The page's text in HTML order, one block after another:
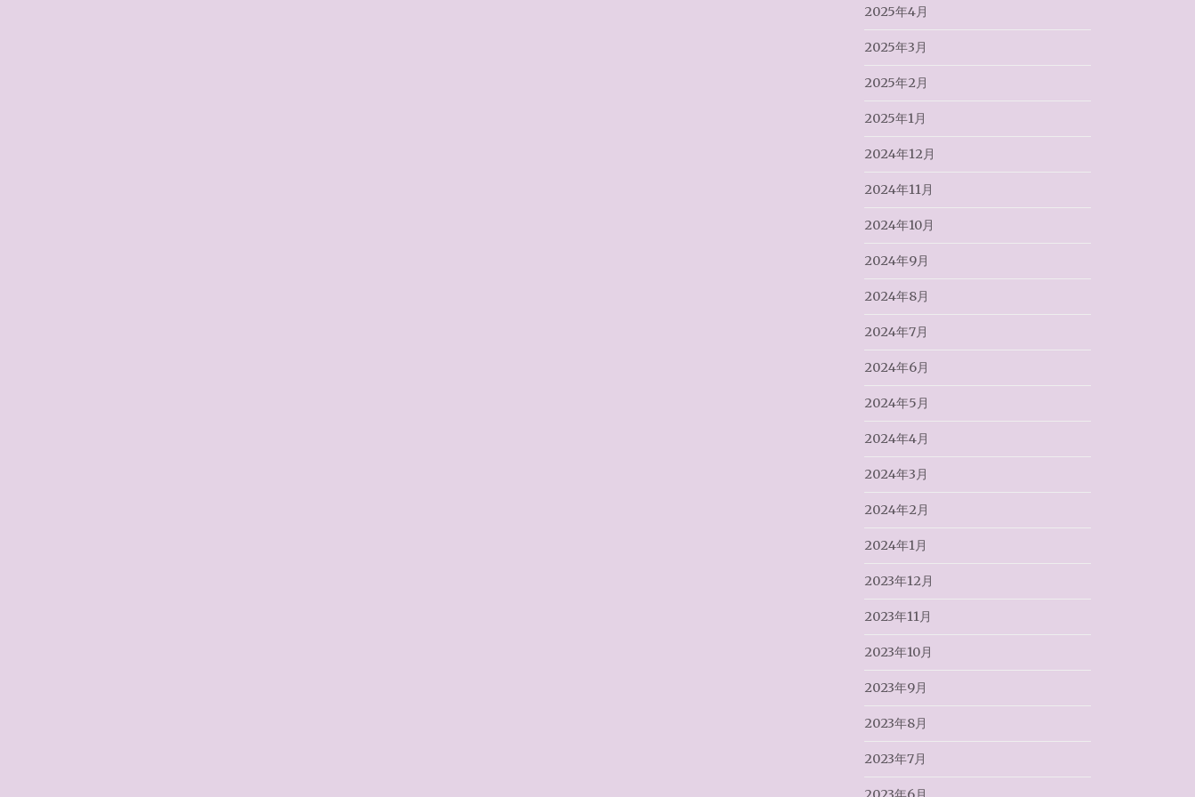
2025年4月
2025年3月
2025年2月
2025年1月
2024年12月
2024年11月
2024年10月
2024年9月
2024年8月
2024年7月
2024年6月
2024年5月
2024年4月
2024年3月
2024年2月
2024年1月
2023年12月
2023年11月
2023年10月
2023年9月
2023年8月
2023年7月